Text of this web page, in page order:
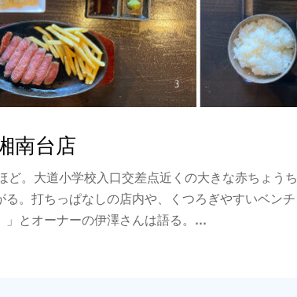
南台店
。大道小学校入口交差点近くの大きな赤ちょうち
。打ちっぱなしの店内や、くつろぎやすいベン
とオーナーの伊澤さんは語る。...